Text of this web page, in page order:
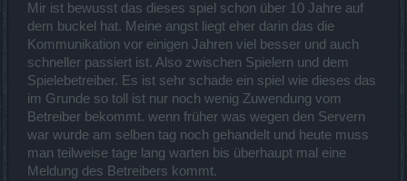
Mir ist bewusst das dieses spiel schon über 10 Jahre auf
dem buckel hat. Meine angst liegt eher darin das die
Kommunikation vor einigen Jahren viel besser und auch
schneller passiert ist. Also zwischen Spielern und dem
Spielebetreiber. Es ist sehr schade ein spiel wie dieses das
im Grunde so toll ist nur noch wenig Zuwendung vom
Betreiber bekommt. wenn früher was wegen den Servern
war wurde am selben tag noch gehandelt und heute muss
man teilweise tage lang warten bis überhaupt mal eine
Meldung des Betreibers kommt.